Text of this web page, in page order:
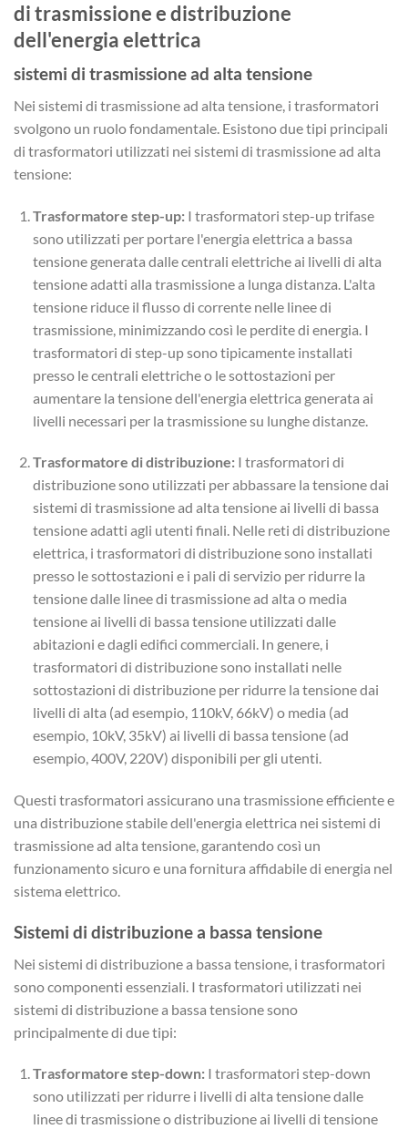
di trasmissione e distribuzione
dell'energia elettrica
sistemi di trasmissione ad alta tensione
Nei sistemi di trasmissione ad alta tensione, i trasformatori
svolgono un ruolo fondamentale. Esistono due tipi principali
di trasformatori utilizzati nei sistemi di trasmissione ad alta
tensione:
Trasformatore step-up:I trasformatori step-up trifase
sono utilizzati per portare l'energia elettrica a bassa
tensione generata dalle centrali elettriche ai livelli di alta
tensione adatti alla trasmissione a lunga distanza. L'alta
tensione riduce il flusso di corrente nelle linee di
trasmissione, minimizzando così le perdite di energia. I
trasformatori di step-up sono tipicamente installati
presso le centrali elettriche o le sottostazioni per
aumentare la tensione dell'energia elettrica generata ai
livelli necessari per la trasmissione su lunghe distanze.
Trasformatore di distribuzione:I trasformatori di
distribuzione sono utilizzati per abbassare la tensione dai
sistemi di trasmissione ad alta tensione ai livelli di bassa
tensione adatti agli utenti finali. Nelle reti di distribuzione
elettrica, i trasformatori di distribuzione sono installati
presso le sottostazioni e i pali di servizio per ridurre la
tensione dalle linee di trasmissione ad alta o media
tensione ai livelli di bassa tensione utilizzati dalle
abitazioni e dagli edifici commerciali. In genere, i
trasformatori di distribuzione sono installati nelle
sottostazioni di distribuzione per ridurre la tensione dai
livelli di alta (ad esempio, 110kV, 66kV) o media (ad
esempio, 10kV, 35kV) ai livelli di bassa tensione (ad
esempio, 400V, 220V) disponibili per gli utenti.
Questi trasformatori assicurano una trasmissione efficiente e
una distribuzione stabile dell'energia elettrica nei sistemi di
trasmissione ad alta tensione, garantendo così un
funzionamento sicuro e una fornitura affidabile di energia nel
sistema elettrico.
Sistemi di distribuzione a bassa tensione
Nei sistemi di distribuzione a bassa tensione, i trasformatori
sono componenti essenziali. I trasformatori utilizzati nei
sistemi di distribuzione a bassa tensione sono
principalmente di due tipi:
Trasformatore step-down:I trasformatori step-down
sono utilizzati per ridurre i livelli di alta tensione dalle
linee di trasmissione o distribuzione ai livelli di tensione